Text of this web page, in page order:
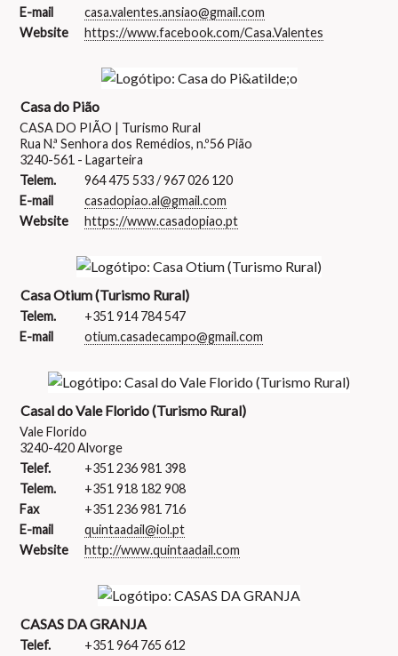
E-mail
casa.valentes.ansiao@gmail.com
Website
https://www.facebook.com/Casa.Valentes
Casa do Pião
CASA DO PIÃO | Turismo Rural
Rua N.ª Senhora dos Remédios, n.º56 Pião
3240-561 - Lagarteira
Telem.
964 475 533 / 967 026 120
E-mail
casadopiao.al@gmail.com
Website
https://www.casadopiao.pt
Casa Otium (Turismo Rural)
Telem.
+351 914 784 547
E-mail
otium.casadecampo@gmail.com
Casal do Vale Florido (Turismo Rural)
Vale Florido
3240-420 Alvorge
Telef.
+351 236 981 398
Telem.
+351 918 182 908
Fax
+351 236 981 716
E-mail
quintaadail@iol.pt
Website
http://www.quintaadail.com
CASAS DA GRANJA
Telef.
+351 964 765 612